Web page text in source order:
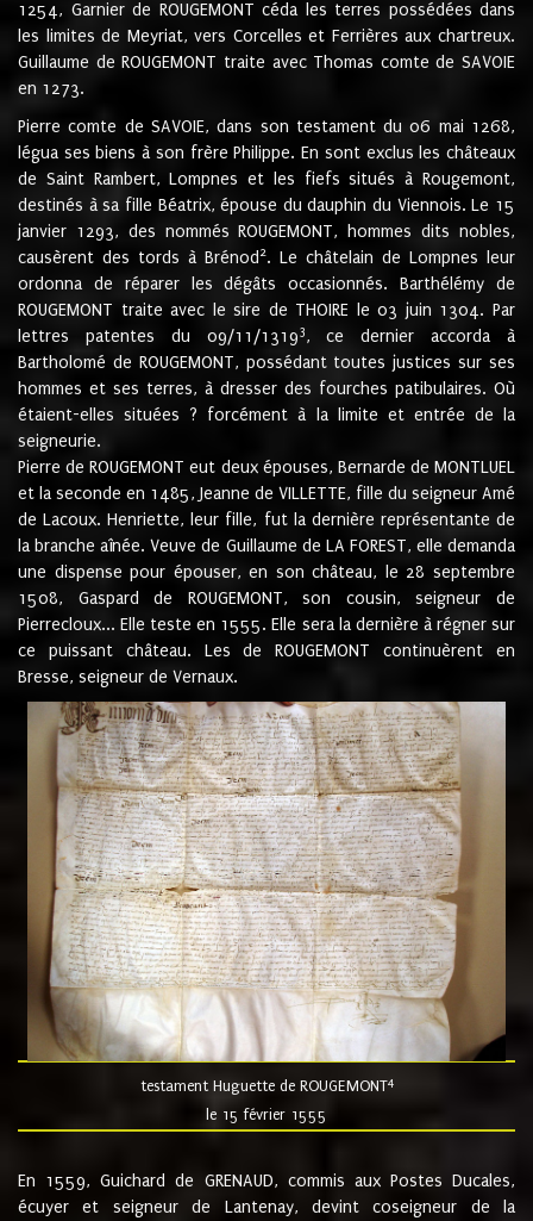
1254, Garnier de ROUGEMONT céda les terres possédées dans
les limites de Meyriat, vers Corcelles et Ferrières aux chartreux.
Guillaume de ROUGEMONT traite avec Thomas comte de SAVOIE
en 1273.
Pierre comte de SAVOIE, dans son testament du 06 mai 1268,
légua ses biens à son frère Philippe. En sont exclus les châteaux
de Saint Rambert, Lompnes et les fiefs situés à Rougemont,
destinés à sa fille Béatrix, épouse du dauphin du Viennois. Le 15
janvier 1293, des nommés ROUGEMONT, hommes dits nobles,
causèrent des tords à Brénod 2. Le châtelain de Lompnes leur
ordonna de réparer les dégâts occasionnés. Barthélémy de
ROUGEMONT traite avec le sire de THOIRE le 03 juin 1304. Par
lettres patentes du 09/11/13193, ce dernier accorda à
Bartholomé de ROUGEMONT, possédant toutes justices sur ses
hommes et ses terres, à dresser des fourches patibulaires. Où
étaient-elles situées ? forcément à la limite et entrée de la
seigneurie.
Pierre de ROUGEMONT eut deux épouses, Bernarde de MONTLUEL
et la seconde en 1485, Jeanne de VILLETTE, fille du seigneur Amé
de Lacoux. Henriette, leur fille, fut la dernière représentante de
la branche aînée. Veuve de Guillaume de LA FOREST, elle demanda
une dispense pour épouser, en son château, le 28 septembre
1508, Gaspard de ROUGEMONT, son cousin, seigneur de
Pierrecloux... Elle teste en 1555. Elle sera la dernière à régner sur
ce puissant château. Les de ROUGEMONT continuèrent en
Bresse, seigneur de Vernaux.
testament Huguette de ROUGEMONT4
le 15 février 1555
En 1559, Guichard de GRENAUD, commis aux Postes Ducales,
écuyer et seigneur de Lantenay, devint coseigneur de la